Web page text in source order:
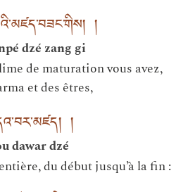
།
dzé zang gi
de maturation vous avez,
et des êtres,
།
dawar dzé
du début jusqu’à la fin :